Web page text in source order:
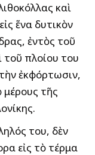
καὶ
ἕνα δυτικὸν
ἐντὸς τοῦ
τοῦ πλοίου του
ἐκφόρτωσιν,
μέρους τῆς
του, δὲν
εἰς τὸ τέρμα